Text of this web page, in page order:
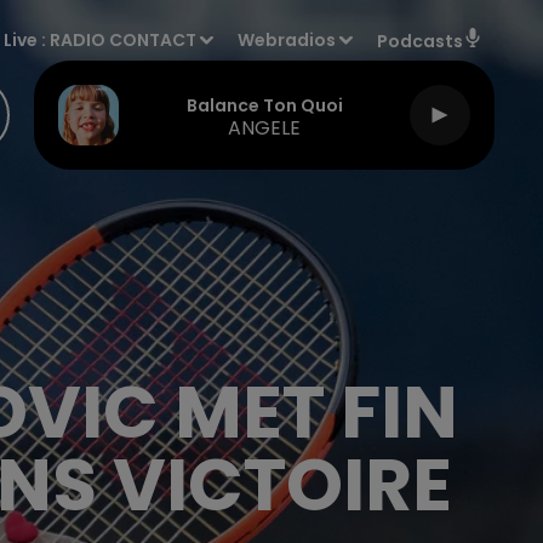
Live : RADIO CONTACT Webradios Podcasts
Balance Ton Quoi
ANGELE
MET FIN
VICTOIRE